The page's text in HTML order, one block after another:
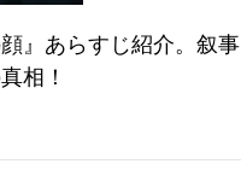
』あらすじ紹介。叙事
相！